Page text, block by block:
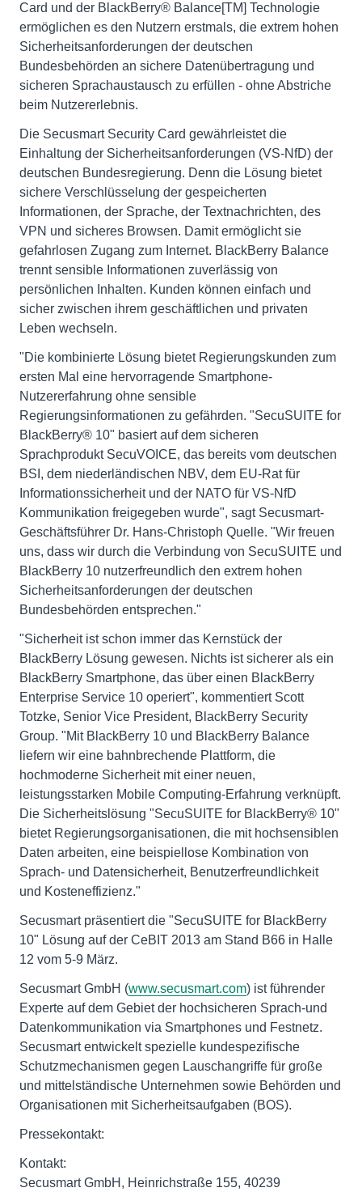
Card und der BlackBerry® Balance[TM] Technologie
ermöglichen es den Nutzern erstmals, die extrem hohen
Sicherheitsanforderungen der deutschen
Bundesbehörden an sichere Datenübertragung und
sicheren Sprachaustausch zu erfüllen - ohne Abstriche
beim Nutzererlebnis.
Die Secusmart Security Card gewährleistet die
Einhaltung der Sicherheitsanforderungen (VS-NfD) der
deutschen Bundesregierung. Denn die Lösung bietet
sichere Verschlüsselung der gespeicherten
Informationen, der Sprache, der Textnachrichten, des
VPN und sicheres Browsen. Damit ermöglicht sie
gefahrlosen Zugang zum Internet. BlackBerry Balance
trennt sensible Informationen zuverlässig von
persönlichen Inhalten. Kunden können einfach und
sicher zwischen ihrem geschäftlichen und privaten
Leben wechseln.
"Die kombinierte Lösung bietet Regierungskunden zum
ersten Mal eine hervorragende Smartphone-
Nutzererfahrung ohne sensible
Regierungsinformationen zu gefährden. "SecuSUITE for
BlackBerry® 10" basiert auf dem sicheren
Sprachprodukt SecuVOICE, das bereits vom deutschen
BSI, dem niederländischen NBV, dem EU-Rat für
Informationssicherheit und der NATO für VS-NfD
Kommunikation freigegeben wurde", sagt Secusmart-
Geschäftsführer Dr. Hans-Christoph Quelle. "Wir freuen
uns, dass wir durch die Verbindung von SecuSUITE und
BlackBerry 10 nutzerfreundlich den extrem hohen
Sicherheitsanforderungen der deutschen
Bundesbehörden entsprechen."
"Sicherheit ist schon immer das Kernstück der
BlackBerry Lösung gewesen. Nichts ist sicherer als ein
BlackBerry Smartphone, das über einen BlackBerry
Enterprise Service 10 operiert", kommentiert Scott
Totzke, Senior Vice President, BlackBerry Security
Group. "Mit BlackBerry 10 und BlackBerry Balance
liefern wir eine bahnbrechende Plattform, die
hochmoderne Sicherheit mit einer neuen,
leistungsstarken Mobile Computing-Erfahrung verknüpft.
Die Sicherheitslösung "SecuSUITE for BlackBerry® 10"
bietet Regierungsorganisationen, die mit hochsensiblen
Daten arbeiten, eine beispiellose Kombination von
Sprach- und Datensicherheit, Benutzerfreundlichkeit
und Kosteneffizienz."
Secusmart präsentiert die "SecuSUITE for BlackBerry
10" Lösung auf der CeBIT 2013 am Stand B66 in Halle
12 vom 5-9 März.
Secusmart GmbH (www.secusmart.com) ist führender
Experte auf dem Gebiet der hochsicheren Sprach-und
Datenkommunikation via Smartphones und Festnetz.
Secusmart entwickelt spezielle kundespezifische
Schutzmechanismen gegen Lauschangriffe für große
und mittelständische Unternehmen sowie Behörden und
Organisationen mit Sicherheitsaufgaben (BOS).
Pressekontakt:
Kontakt:
Secusmart GmbH, Heinrichstraße 155, 40239